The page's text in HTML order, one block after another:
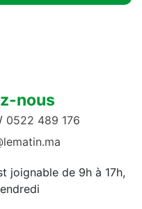
nous
/ 0522 489 176
joignable de 9h à 17h,